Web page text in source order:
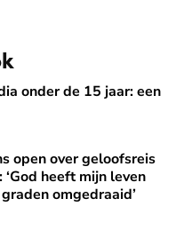
onder de 15 jaar: een
jaar: een goede richtlijn?
open over geloofsreis
heeft mijn leven
omgedraaid’
en social media: